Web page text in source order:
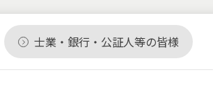
士業・銀行・公証人等の皆様